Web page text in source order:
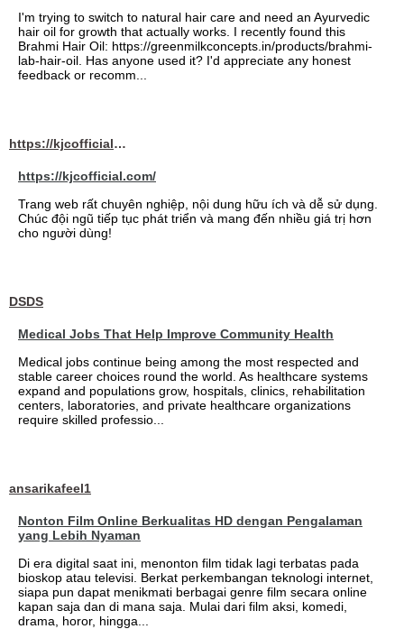
I'm trying to switch to natural hair care and need an Ayurvedic
hair oil for growth that actually works. I recently found this
Brahmi Hair Oil: https://greenmilkconcepts.in/products/brahmi-
lab-hair-oil. Has anyone used it? I'd appreciate any honest
feedback or recomm...
https://kjcofficial.com/
https://kjcofficial.com/
Trang web rất chuyên nghiệp, nội dung hữu ích và dễ sử dụng.
Chúc đội ngũ tiếp tục phát triển và mang đến nhiều giá trị hơn
cho người dùng!
DSDS
Medical Jobs That Help Improve Community Health
Medical jobs continue being among the most respected and
stable career choices round the world. As healthcare systems
expand and populations grow, hospitals, clinics, rehabilitation
centers, laboratories, and private healthcare organizations
require skilled professio...
ansarikafeel1
Nonton Film Online Berkualitas HD dengan Pengalaman
yang Lebih Nyaman
Di era digital saat ini, menonton film tidak lagi terbatas pada
bioskop atau televisi. Berkat perkembangan teknologi internet,
siapa pun dapat menikmati berbagai genre film secara online
kapan saja dan di mana saja. Mulai dari film aksi, komedi,
drama, horor, hingga...